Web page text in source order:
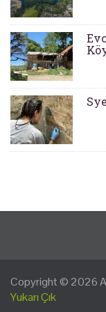
Copyright © 2026
Yukarı Çık